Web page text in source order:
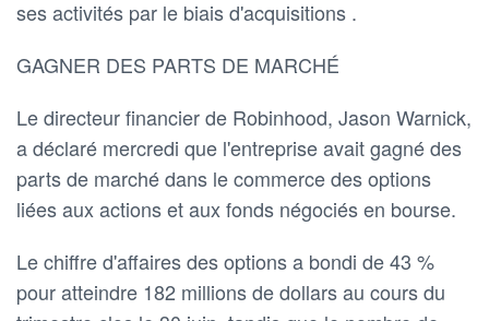
ses activités par le biais d'acquisitions .
GAGNER DES PARTS DE MARCHÉ
Le directeur financier de Robinhood, Jason Warnick,
a déclaré mercredi que l'entreprise avait gagné des
parts de marché dans le commerce des options
liées aux actions et aux fonds négociés en bourse.
Le chiffre d'affaires des options a bondi de 43 %
pour atteindre 182 millions de dollars au cours du